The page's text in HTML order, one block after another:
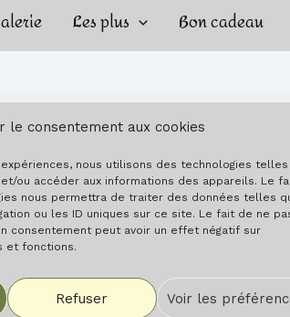
le consentement aux cookies
nous utilisons des technologies telles
ou accéder aux informations des appareils. Le
nous permettra de traiter des données telles
ou les ID uniques sur ce site. Le fait de ne
consentement peut avoir un effet négatif sur
et fonctions.
Refuser Voir les
Les plus Bon cadeau